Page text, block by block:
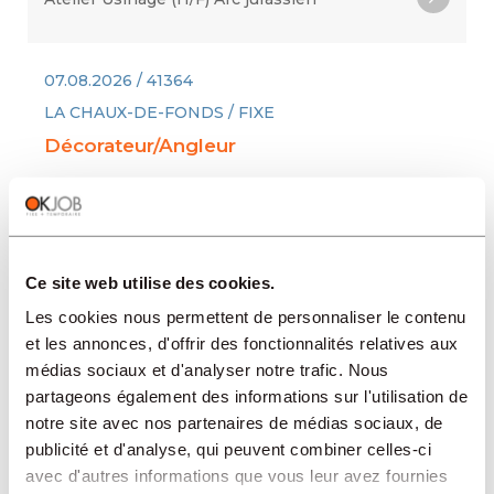
Ce site web utilise des cookies.
Les cookies nous permettent de personnaliser le contenu
et les annonces, d'offrir des fonctionnalités relatives aux
médias sociaux et d'analyser notre trafic. Nous
partageons également des informations sur l'utilisation de
notre site avec nos partenaires de médias sociaux, de
publicité et d'analyse, qui peuvent combiner celles-ci
avec d'autres informations que vous leur avez fournies
07.08.2026 / 41364
LA CHAUX-DE-FONDS / FIXE
Décorateur/Angleur
OKJOB recrute un(e) Décorateur / Angleur
(F/H/D) ! Canton de Neuchâtel Type de
fonction : À convenir Vous êtes
maîtrisez les techniques de décoration
traditionnelle ? Rejoignez une manufacture
de renom, reconnue pour son sa
07.08.2026 / 41369